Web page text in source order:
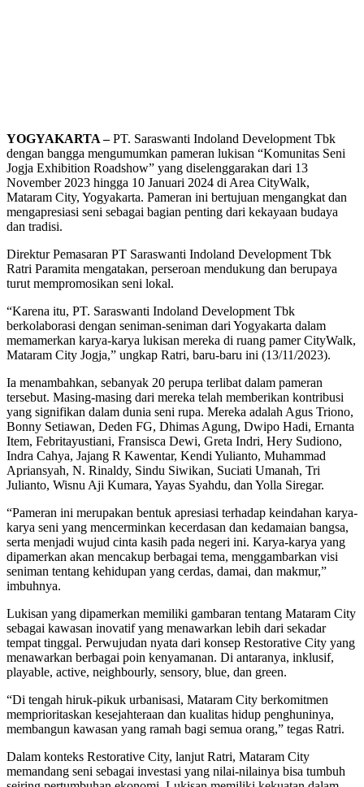
YOGYAKARTA –PT. Saraswanti Indoland Development Tbk
dengan bangga mengumumkan pameran lukisan “Komunitas Seni
Jogja Exhibition Roadshow” yang diselenggarakan dari 13
November 2023 hingga 10 Januari 2024 di Area CityWalk,
Mataram City, Yogyakarta. Pameran ini bertujuan mengangkat dan
mengapresiasi seni sebagai bagian penting dari kekayaan budaya
dan tradisi.
Direktur Pemasaran PT Saraswanti Indoland Development Tbk
Ratri Paramita mengatakan, perseroan mendukung dan berupaya
turut mempromosikan seni lokal.
“Karena itu, PT. Saraswanti Indoland Development Tbk
berkolaborasi dengan seniman-seniman dari Yogyakarta dalam
memamerkan karya-karya lukisan mereka di ruang pamer CityWalk,
Mataram City Jogja,” ungkap Ratri, baru-baru ini (13/11/2023).
Ia menambahkan, sebanyak 20 perupa terlibat dalam pameran
tersebut. Masing-masing dari mereka telah memberikan kontribusi
yang signifikan dalam dunia seni rupa. Mereka adalah Agus Triono,
Bonny Setiawan, Deden FG, Dhimas Agung, Dwipo Hadi, Ernanta
Item, Febritayustiani, Fransisca Dewi, Greta Indri, Hery Sudiono,
Indra Cahya, Jajang R Kawentar, Kendi Yulianto, Muhammad
Apriansyah, N. Rinaldy, Sindu Siwikan, Suciati Umanah, Tri
Julianto, Wisnu Aji Kumara, Yayas Syahdu, dan Yolla Siregar.
“Pameran ini merupakan bentuk apresiasi terhadap keindahan karya-
karya seni yang mencerminkan kecerdasan dan kedamaian bangsa,
serta menjadi wujud cinta kasih pada negeri ini. Karya-karya yang
dipamerkan akan mencakup berbagai tema, menggambarkan visi
seniman tentang kehidupan yang cerdas, damai, dan makmur,”
imbuhnya.
Lukisan yang dipamerkan memiliki gambaran tentang Mataram City
sebagai kawasan inovatif yang menawarkan lebih dari sekadar
tempat tinggal. Perwujudan nyata dari konsep Restorative City yang
menawarkan berbagai poin kenyamanan. Di antaranya, inklusif,
playable, active, neighbourly, sensory, blue, dan green.
“Di tengah hiruk-pikuk urbanisasi, Mataram City berkomitmen
memprioritaskan kesejahteraan dan kualitas hidup penghuninya,
membangun kawasan yang ramah bagi semua orang,” tegas Ratri.
Dalam konteks Restorative City, lanjut Ratri, Mataram City
memandang seni sebagai investasi yang nilai-nilainya bisa tumbuh